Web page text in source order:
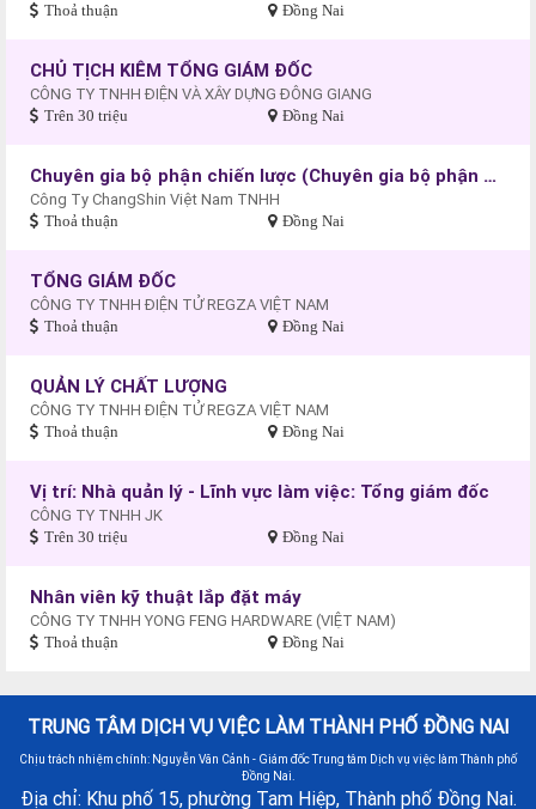
Thoả thuận Đồng Nai
CHỦ TỊCH KIÊM TỔNG GIÁM ĐỐC
CÔNG TY TNHH ĐIỆN VÀ XÂY DỰNG ĐÔNG GIANG
Trên 30 triệu Đồng Nai
Chuyên gia bộ phận chiến lược (Chuyên gia bộ phận SPT)
Công Ty ChangShin Việt Nam TNHH
Thoả thuận Đồng Nai
TỔNG GIÁM ĐỐC
CÔNG TY TNHH ĐIỆN TỬ REGZA VIỆT NAM
Thoả thuận Đồng Nai
QUẢN LÝ CHẤT LƯỢNG
CÔNG TY TNHH ĐIỆN TỬ REGZA VIỆT NAM
Thoả thuận Đồng Nai
Vị trí: Nhà quản lý - Lĩnh vực làm việc: Tổng giám đốc
CÔNG TY TNHH JK
Trên 30 triệu Đồng Nai
Nhân viên kỹ thuật lắp đặt máy
CÔNG TY TNHH YONG FENG HARDWARE (VIỆT NAM)
Thoả thuận Đồng Nai
TRUNG TÂM DỊCH VỤ VIỆC LÀM THÀNH PHỐ ĐỒNG NAI
Chịu trách nhiệm chính: Nguyễn Văn Cảnh - Giám đốc Trung tâm Dịch vụ việc làm Thành phố
Đồng Nai.
Địa chỉ: Khu phố 15, phường Tam Hiệp, Thành phố Đồng Nai.